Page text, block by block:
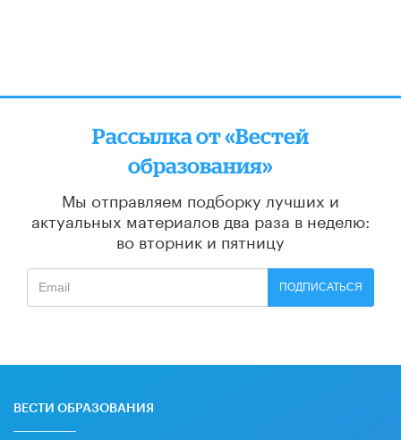
Рассылка от «Вестей
образования»
Мы отправляем подборку лучших и
актуальных материалов два раза в неделю:
во вторник и пятницу
ПОДПИСАТЬСЯ
ВЕСТИ ОБРАЗОВАНИЯ